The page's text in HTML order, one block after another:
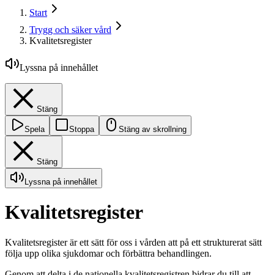
Start
Trygg och säker vård
Kvalitetsregister
Lyssna på innehållet
Stäng
Spela Stoppa Stäng av skrollning
Stäng
Lyssna på innehållet
Kvalitetsregister
Kvalitetsregister är ett sätt för oss i vården att på ett strukturerat sätt
följa upp olika sjukdomar och förbättra behandlingen.